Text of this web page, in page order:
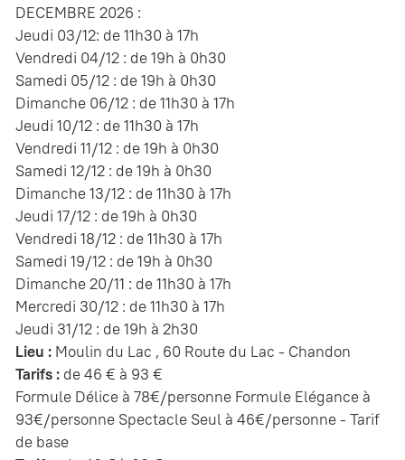
DECEMBRE 2026 :
Jeudi 03/12: de 11h30 à 17h
Vendredi 04/12 : de 19h à 0h30
Samedi 05/12 : de 19h à 0h30
Dimanche 06/12 : de 11h30 à 17h
Jeudi 10/12 : de 11h30 à 17h
Vendredi 11/12 : de 19h à 0h30
Samedi 12/12 : de 19h à 0h30
Dimanche 13/12 : de 11h30 à 17h
Jeudi 17/12 : de 19h à 0h30
Vendredi 18/12 : de 11h30 à 17h
Samedi 19/12 : de 19h à 0h30
Dimanche 20/11 : de 11h30 à 17h
Mercredi 30/12 : de 11h30 à 17h
Jeudi 31/12 : de 19h à 2h30
Lieu : Moulin du Lac , 60 Route du Lac - Chandon
Tarifs : de 46 € à 93 €
Formule Délice à 78€/personne Formule Elégance à
93€/personne Spectacle Seul à 46€/personne - Tarif
de base